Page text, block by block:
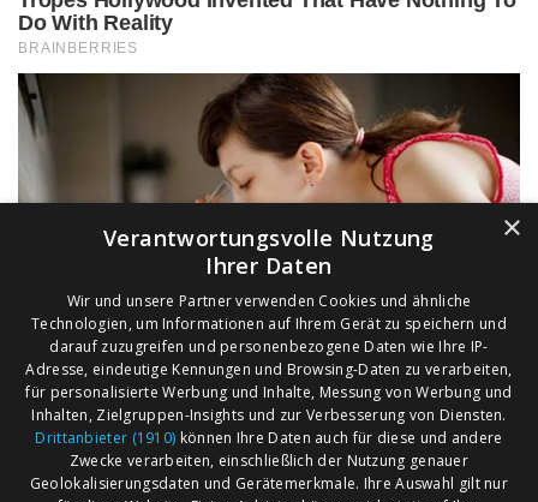
×
Verantwortungsvolle Nutzung
Ihrer Daten
Wir und unsere Partner verwenden Cookies und ähnliche
Technologien, um Informationen auf Ihrem Gerät zu speichern und
darauf zuzugreifen und personenbezogene Daten wie Ihre IP-
Adresse, eindeutige Kennungen und Browsing-Daten zu verarbeiten,
für personalisierte Werbung und Inhalte, Messung von Werbung und
Inhalten, Zielgruppen-Insights und zur Verbesserung von Diensten.
Drittanbieter (1910) können Ihre Daten auch für diese und andere
Zwecke verarbeiten, einschließlich der Nutzung genauer
Geolokalisierungsdaten und Gerätemerkmale. Ihre Auswahl gilt nur